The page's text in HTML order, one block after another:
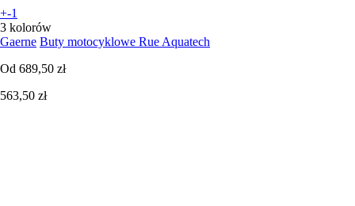
+-1
3 kolorów
Gaerne Buty motocyklowe Rue Aquatech
Od 689,50 zł
563,50 zł